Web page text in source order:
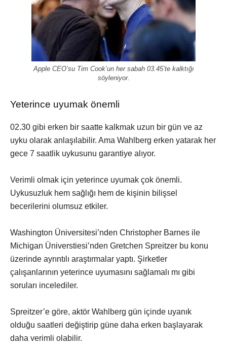
Apple CEO’su Tim Cook’un her sabah 03.45’te kalktığı
söyleniyor.
Yeterince uyumak önemli
02.30 gibi erken bir saatte kalkmak uzun bir gün ve az
uyku olarak anlaşılabilir. Ama Wahlberg erken yatarak her
gece 7 saatlik uykusunu garantiye alıyor.
Verimli olmak için yeterince uyumak çok önemli.
Uykusuzluk hem sağlığı hem de kişinin bilişsel
becerilerini olumsuz etkiler.
Washington Üniversitesi’nden Christopher Barnes ile
Michigan Üniverstiesi’nden Gretchen Spreitzer bu konu
üzerinde ayrıntılı araştırmalar yaptı. Şirketler
çalışanlarının yeterince uyumasını sağlamalı mı gibi
soruları incelediler.
Spreitzer’e göre, aktör Wahlberg gün içinde uyanık
olduğu saatleri değiştirip güne daha erken başlayarak
daha verimli olabilir.